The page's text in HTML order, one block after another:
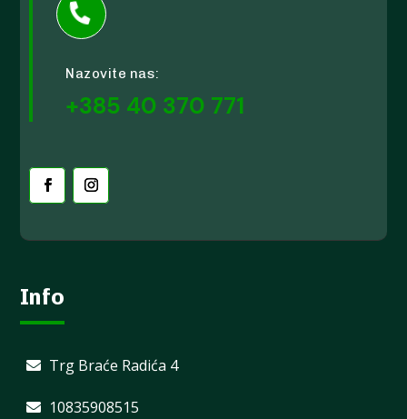

Nazovite nas:
+385 40 370 771
Info
Trg Braće Radića 4
10835908515